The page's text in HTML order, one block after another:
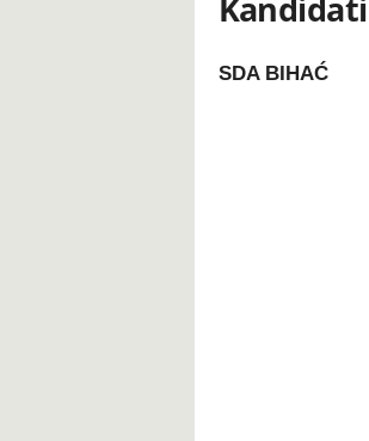
SDA BIHAĆ